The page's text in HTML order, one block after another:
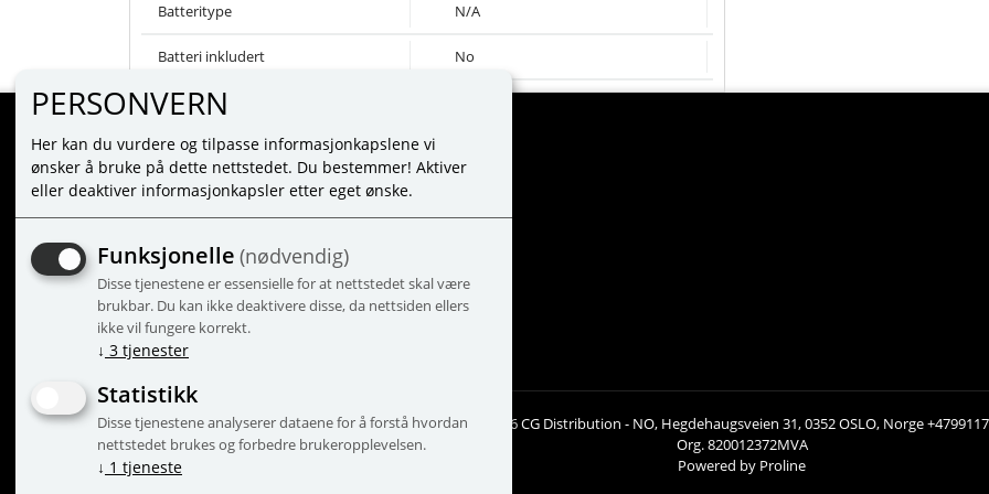
Batteritype N/A
Batteri inkludert No
MINE SIDER
LOGG INN
VILKÅR
PERSONVERNERKLÆRING
ADMINISTRER COOKIES
© 2026 CG Distribution - NO, Hegdehaugsveien 31, 0352 OSLO, Norge
Org. 820012372MVA
Powered by Proline
PERSONVERN
Her kan du vurdere og tilpasse informasjonkapslene vi
ønsker å bruke på dette nettstedet. Du bestemmer! Aktiver
eller deaktiver informasjonkapsler etter eget ønske.
Funksjonelle (nødvendig)
Disse tjenestene er essensielle for at nettstedet skal være
brukbar. Du kan ikke deaktivere disse, da nettsiden ellers
ikke vil fungere korrekt.
↓ 3 tjenester
Statistikk
Disse tjenestene analyserer dataene for å forstå hvordan
nettstedet brukes og forbedre brukeropplevelsen.
↓ 1 tjeneste